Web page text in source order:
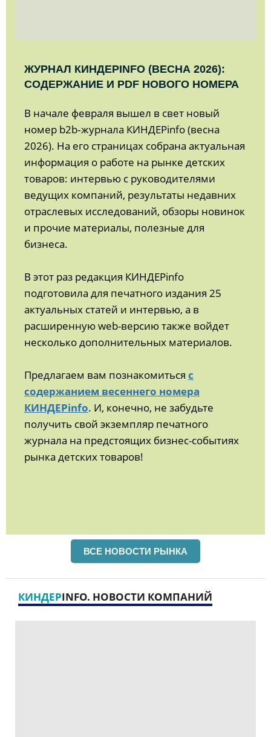
ЖУРНАЛ КИНДЕРINFO (ВЕСНА 2026):
СОДЕРЖАНИЕ И PDF НОВОГО НОМЕРА
В начале февраля вышел в свет новый
номер b2b‑журнала КИНДЕРinfo (весна
2026). На его страницах собрана актуальная
информация о работе на рынке детских
товаров: интервью с руководителями
ведущих компаний, результаты недавних
отраслевых исследований, обзоры новинок
и прочие материалы, полезные для
бизнеса.
В этот раз редакция КИНДЕРinfo
подготовила для печатного издания 25
актуальных статей и интервью, а в
расширенную web-версию также войдет
несколько дополнительных материалов.
Предлагаем вам познакомиться с
содержанием весеннего номера
КИНДЕРinfo. И, конечно, не забудьте
получить свой экземпляр печатного
журнала на предстоящих бизнес-событиях
рынка детских товаров!
ВСЕ НОВОСТИ РЫНКА
КИНДЕРINFO. НОВОСТИ КОМПАНИЙ